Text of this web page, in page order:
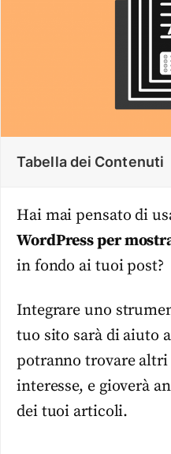
Tabella dei Contenuti
Hai mai pensato di
WordPress per
in fondo ai tuoi post?
Integrare uno
tuo sito sarà di aiuto
potranno trovare
interesse, e gioverà
dei tuoi articoli.